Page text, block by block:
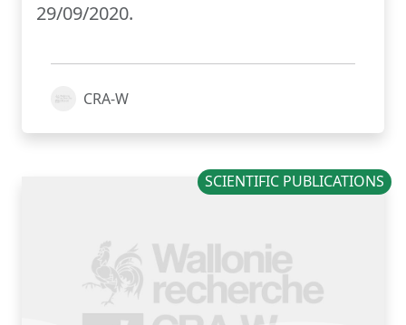
29/09/2020.
CRA-W
SCIENTIFIC PUBLICATIONS